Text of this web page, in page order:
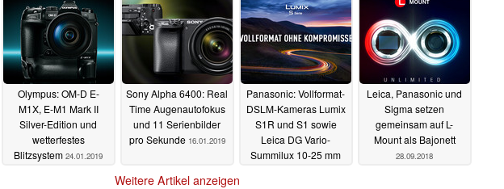
Olympus: OM-D E-
M1X, E-M1 Mark II
Silver-Edition und
wetterfestes
Blitzsystem 24.01.2019
Sony Alpha 6400: Real
Time Augenautofokus
und 11 Serienbilder
pro Sekunde 16.01.2019
Panasonic: Vollformat-
DSLM-Kameras Lumix
S1R und S1 sowie
Leica DG Vario-
Summilux 10-25 mm
Leica, Panasonic und
Sigma setzen
gemeinsam auf L-
Mount als Bajonett
28.09.2018
Weitere Artikel anzeigen